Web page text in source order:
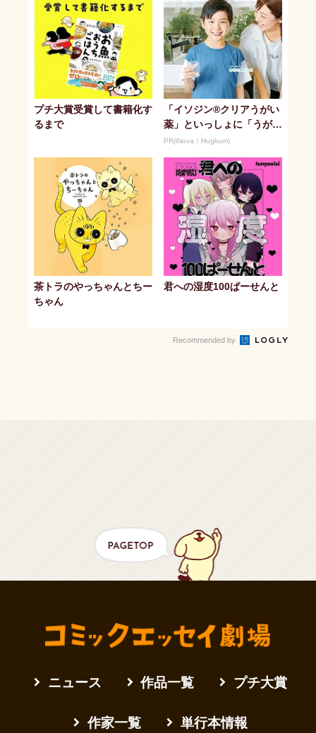
プチ大賞受賞して書籍化す
るまで
「イソジン®クリアうがい
薬」といっしょに「うがい
パワー」で一年中！ 健や
PR(iNova｜Hugkum)
茶トラのやっちゃんとちー
ちゃん
君への湿度100ぱーせんと
Recommended by
ニュース 作品一覧 プチ大賞
作家一覧 単行本情報